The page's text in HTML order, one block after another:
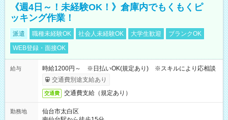
《週4日～！未経験OK！》倉庫内でもくもくピ
ッキング作業！
派遣 職種未経験OK 社会人未経験OK 大学生歓迎
ブランクOK
WEB登録・面接OK
給与
時給1200円～ ※日払いOK(規定あり) ※スキルにより応相談
交通費別途支給あり
交通費 交通費支給（規定あり）
勤務地
仙台市太白区